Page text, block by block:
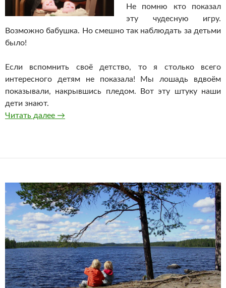
Не помню кто показал
эту чудесную игру.
Возможно бабушка. Но смешно так наблюдать за детьми
было!
Если вспомнить своё детство, то я столько всего
интересного детям не показала! Мы лошадь вдвоём
показывали, накрывшись пледом. Вот эту штуку наши
дети знают.
Читать далее А вы так играли в детстве?
→